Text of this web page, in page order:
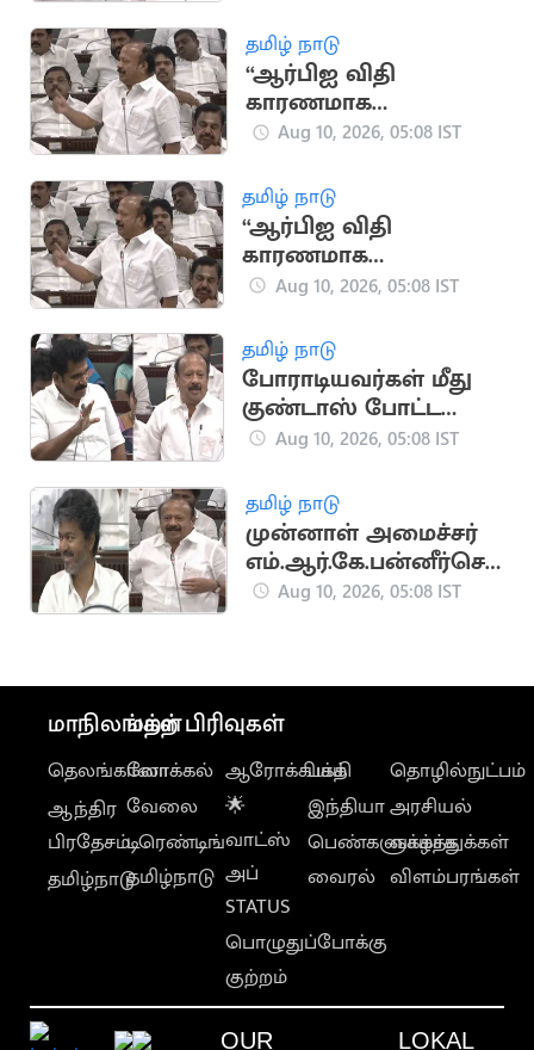
தமிழ் நாடு
“ஆர்பிஐ விதி
காரணமாக
பயிர்க்கடன் தள்ளுபடி
அளிக்கவில்லை” -
எம்ஆர்கே
Aug 10, 2026, 05:08 IST
தமிழ் நாடு
“ஆர்பிஐ விதி
காரணமாக
பயிர்க்கடன் தள்ளுபடி
அளிக்கவில்லை” -
எம்ஆர்கே
Aug 10, 2026, 05:08 IST
தமிழ் நாடு
போராடியவர்கள் மீது
குண்டாஸ் போட்ட
திமுக அரசு: அமைச்சர்
Aug 10, 2026, 05:08 IST
தமிழ் நாடு
முன்னாள் அமைச்சர்
எம்.ஆர்.கே.பன்னீர்செ
ல்வம் பேச்சால்
Aug 10, 2026, 05:08 IST
மாநிலங்கள்
தெலங்கானா
ஆந்திர
பிரதேசம்
தமிழ்நாடு
மற்ற பிரிவுகள்
லோக்கல்
வேலை
டிரெண்டிங்
தமிழ்நாடு
ஆரோக்கியம்
🌟
வாட்ஸ்
அப்
STATUS
பொழுதுப்போக்கு
குற்றம்
பக்தி
இந்தியா
பெண்களுக்காக
வைரல்
தொழில்நுட்பம்
அரசியல்
வாழ்த்துக்கள்
விளம்பரங்கள்
OUR LOKAL